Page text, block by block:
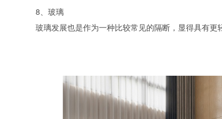
8、玻璃
玻璃发展也是作为一种比较常见的隔断，显得具有更